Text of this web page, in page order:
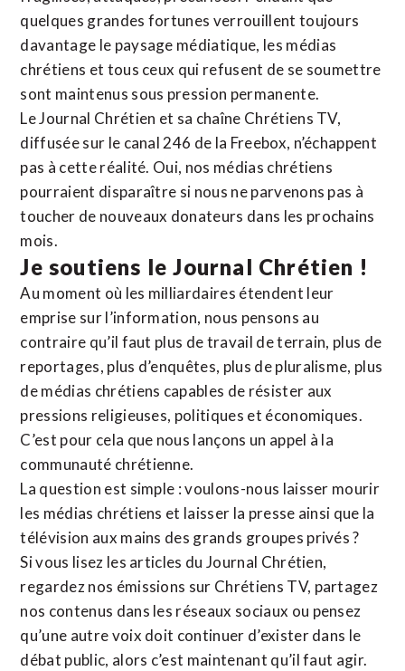
quelques grandes fortunes verrouillent toujours
davantage le paysage médiatique, les médias
chrétiens et tous ceux qui refusent de se soumettre
sont maintenus sous pression permanente.
Le Journal Chrétien et sa chaîne Chrétiens TV,
diffusée sur le canal 246 de la Freebox, n’échappent
pas à cette réalité. Oui, nos médias chrétiens
pourraient disparaître si nous ne parvenons pas à
toucher de nouveaux donateurs dans les prochains
mois.
Je soutiens le Journal Chrétien !
Au moment où les milliardaires étendent leur
emprise sur l’information, nous pensons au
contraire qu’il faut plus de travail de terrain, plus de
reportages, plus d’enquêtes, plus de pluralisme, plus
de médias chrétiens capables de résister aux
pressions religieuses, politiques et économiques.
C’est pour cela que nous lançons un appel à la
communauté chrétienne.
La question est simple : voulons-nous laisser mourir
les médias chrétiens et laisser la presse ainsi que la
télévision aux mains des grands groupes privés ?
Si vous lisez les articles du Journal Chrétien,
regardez nos émissions sur Chrétiens TV, partagez
nos contenus dans les réseaux sociaux ou pensez
qu’une autre voix doit continuer d’exister dans le
débat public, alors c’est maintenant qu’il faut agir.